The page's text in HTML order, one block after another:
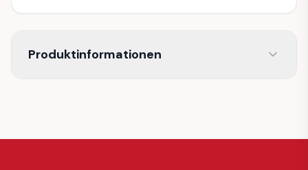
Produktinformationen